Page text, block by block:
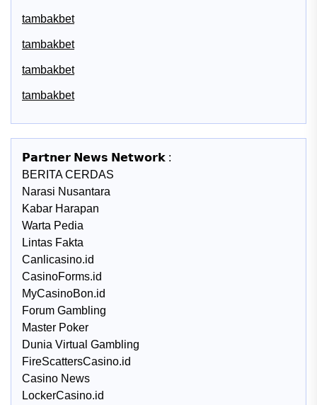
tambakbet
tambakbet
tambakbet
tambakbet
𝗣𝗮𝗿𝘁𝗻𝗲𝗿 𝗡𝗲𝘄𝘀 𝗡𝗲𝘁𝘄𝗼𝗿𝗸 :
BERITA CERDAS
Narasi Nusantara
Kabar Harapan
Warta Pedia
Lintas Fakta
Canlicasino.id
CasinoForms.id
MyCasinoBon.id
Forum Gambling
Master Poker
Dunia Virtual Gambling
FireScattersCasino.id
Casino News
LockerCasino.id